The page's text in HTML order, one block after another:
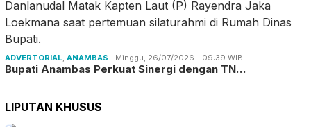
ADVERTORIAL, ANAMBAS Minggu, 26/07/2026 - 09:39 WIB
Bupati Anambas Perkuat Sinergi dengan TN…
LIPUTAN KHUSUS